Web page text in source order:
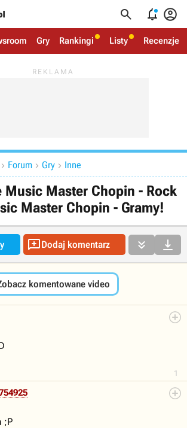
  
Gry Rankingi Listy Recenzje
 Forum  Gry  Inne
Music Master Chopin - Rock
Master Chopin - Gramy!
Dodaj komentarz  
komentowane video
1
;P